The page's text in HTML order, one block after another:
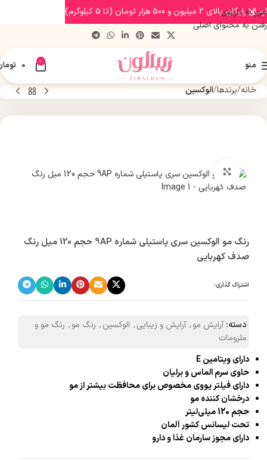
عبور به ناوبری
رفتن به محتوای اصلی
منو 0
0
خانه برندها الوکسین
بزرگنمایی تصویر
رنگ مو الوکسین سری پاستیلی شماره 9AP حجم 120 میل رنگ
صدف کهربایی
اشتراک گذاری:
دسته: آرایش مو, آرایش و زیبایی, الوکسین, رنگ مو, رنگ مو و
ملزومات
دارای ویتامین E
حاوی سرم الماس و برلیان
دارای فیلتر یووی مخصوص برای محافظت بیشتر از مو
درخشان کننده مو
حجم 120 میلی‌لیتر
تحت لیسانس کشور آلمان
دارای مجوز سارمان غذا و دارو
ارسال رایگان بالای 2 میلیون و 500 هزار تومان (تا 5 کیلوگرم)